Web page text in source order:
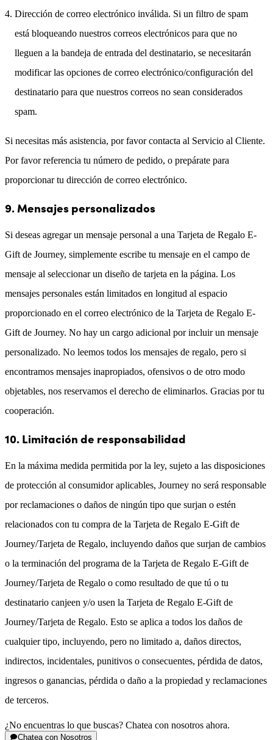
Dirección de correo electrónico inválida. Si un filtro de spam
está bloqueando nuestros correos electrónicos para que no
lleguen a la bandeja de entrada del destinatario, se necesitarán
modificar las opciones de correo electrónico/configuración del
destinatario para que nuestros correos no sean considerados
spam.
Si necesitas más asistencia, por favor contacta al Servicio al Cliente.
Por favor referencia tu número de pedido, o prepárate para
proporcionar tu dirección de correo electrónico.
9. Mensajes personalizados
Si deseas agregar un mensaje personal a una Tarjeta de Regalo E-
Gift de Journey, simplemente escribe tu mensaje en el campo de
mensaje al seleccionar un diseño de tarjeta en la página. Los
mensajes personales están limitados en longitud al espacio
proporcionado en el correo electrónico de la Tarjeta de Regalo E-
Gift de Journey. No hay un cargo adicional por incluir un mensaje
personalizado. No leemos todos los mensajes de regalo, pero si
encontramos mensajes inapropiados, ofensivos o de otro modo
objetables, nos reservamos el derecho de eliminarlos. Gracias por tu
cooperación.
10. Limitación de responsabilidad
En la máxima medida permitida por la ley, sujeto a las disposiciones
de protección al consumidor aplicables, Journey no será responsable
por reclamaciones o daños de ningún tipo que surjan o estén
relacionados con tu compra de la Tarjeta de Regalo E-Gift de
Journey/Tarjeta de Regalo, incluyendo daños que surjan de cambios
o la terminación del programa de la Tarjeta de Regalo E-Gift de
Journey/Tarjeta de Regalo o como resultado de que tú o tu
destinatario canjeen y/o usen la Tarjeta de Regalo E-Gift de
Journey/Tarjeta de Regalo. Esto se aplica a todos los daños de
cualquier tipo, incluyendo, pero no limitado a, daños directos,
indirectos, incidentales, punitivos o consecuentes, pérdida de datos,
ingresos o ganancias, pérdida o daño a la propiedad y reclamaciones
de terceros.
¿No encuentras lo que buscas? Chatea con nosotros ahora.
Chatea con Nosotros